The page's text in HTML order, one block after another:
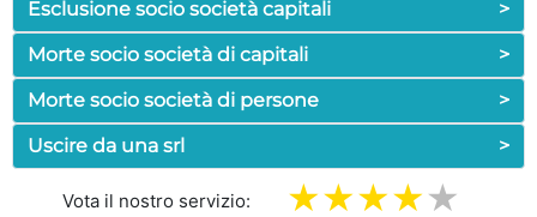
Esclusione socio società capitali
>
Morte socio società di capitali
>
Morte socio società di persone
>
Uscire da una srl
>
Vota il nostro servizio: